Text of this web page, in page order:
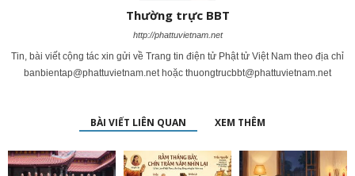
Thường trực BBT
http://phattuvietnam.net
Tin, bài viết cộng tác xin gửi về Trang tin điện tử Phật tử Việt Nam theo địa chỉ
banbientap@phattuvietnam.nethoặc thuongtrucbbt@phattuvietnam.net
BÀI VIẾT LIÊN QUAN XEM THÊM